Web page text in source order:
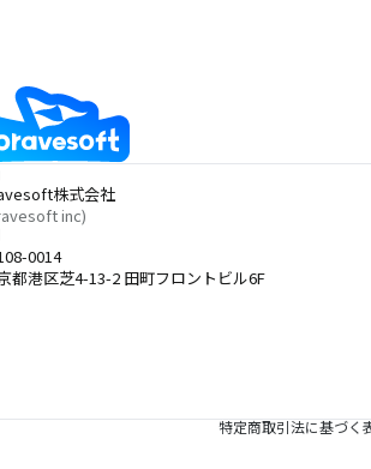
株式会社
inc)
0014
都港区芝4-13-2 田町フロントビル6F
特定商取引法に基づく